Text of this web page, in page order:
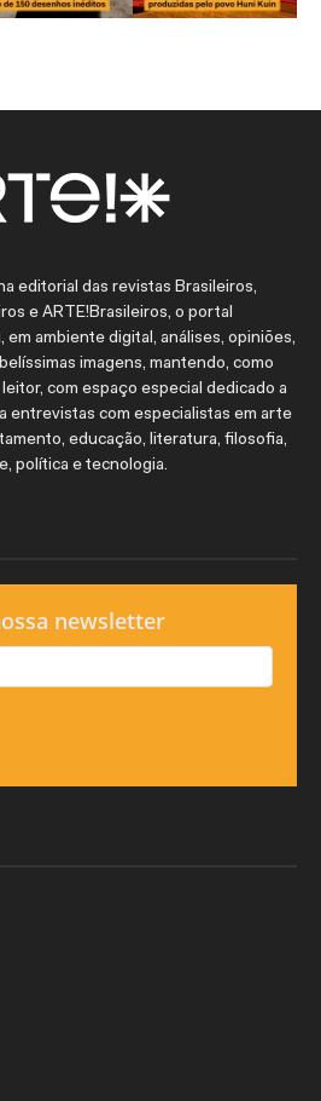
editorial das revistas Brasileiros,
e ARTE!Brasileiros, o portal
em ambiente digital, análises, opiniões,
imagens, mantendo, como
com espaço especial dedicado a
entrevistas com especialistas em arte
educação, literatura, filosofia,
política e tecnologia.
newsletter